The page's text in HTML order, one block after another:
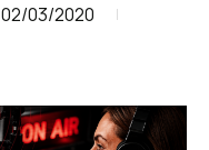
02/03/2020